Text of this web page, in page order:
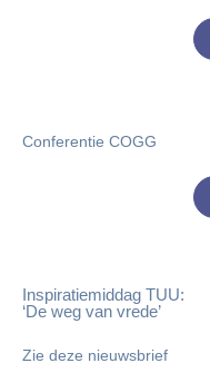
Conferentie COGG
Inspiratiemiddag TUU:
‘De weg van vrede’
Zie deze nieuwsbrief